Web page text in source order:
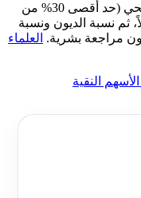
نحدّد الحكم الشرعي آلياً وفق معيار الراجحي (حد أقصى 30% من
ثم نسبة الديون ونسبة
مراجعة بشرية. العلماء
النقية